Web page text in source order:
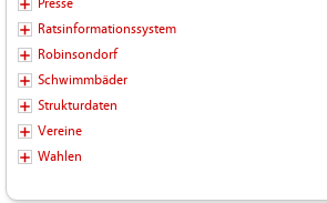
Presse
Ratsinformationssystem
Robinsondorf
Schwimmbäder
Strukturdaten
Vereine
Wahlen